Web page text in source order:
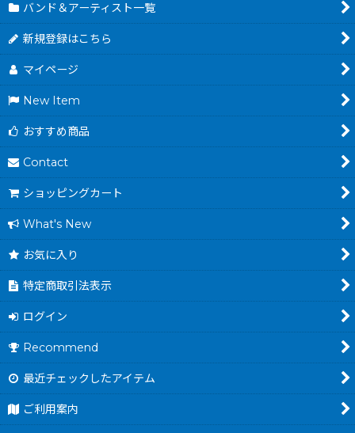
バンド＆アーティスト一覧
新規登録はこちら
マイページ
New Item
おすすめ商品
Contact
ショッピングカート
What's New
お気に入り
特定商取引法表示
ログイン
Recommend
最近チェックしたアイテム
ご利用案内